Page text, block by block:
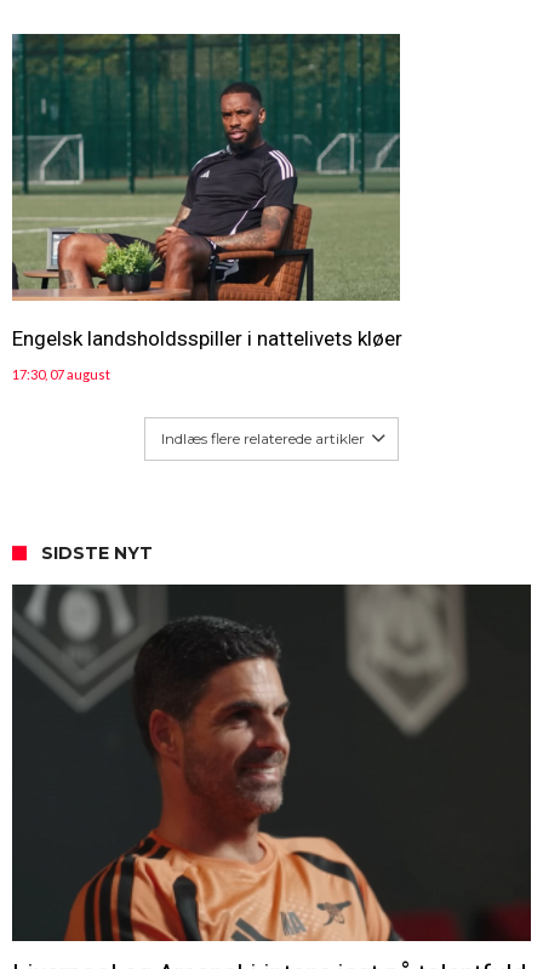
Engelsk landsholdsspiller i nattelivets kløer
17:30, 07 august
Indlæs flere relaterede artikler
SIDSTE NYT